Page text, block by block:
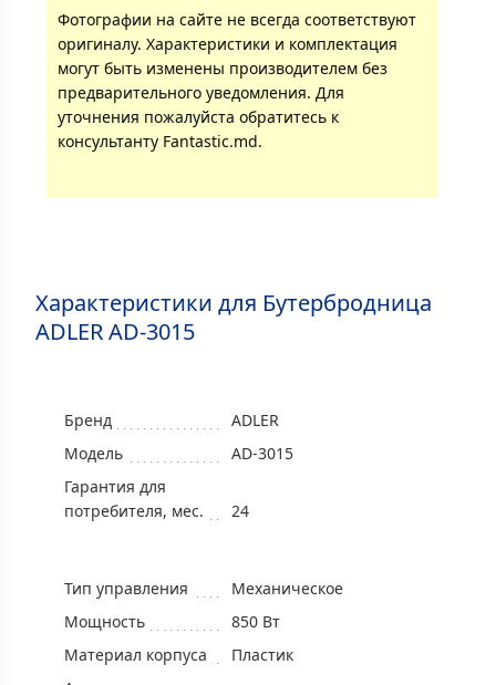
Фотографии на сайте не всегда соответствуют
оригиналу. Характеристики и комплектация
могут быть изменены производителем без
предварительного уведомления. Для
уточнения пожалуйста обратитесь к
консультанту Fantastic.md.
Характеристики для Бутербродница
ADLER AD-3015
Бренд
ADLER
Модель
AD-3015
Гарантия для
потребителя, мес.
24
Тип управления
Механическое
Мощность
850 Вт
Материал корпуса
Пластик